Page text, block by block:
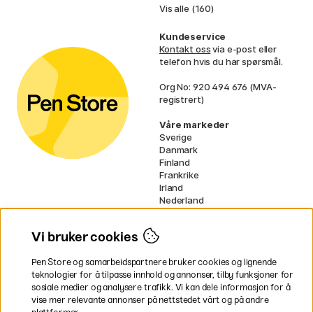
Vis alle (160)
Kundeservice
Kontakt ossvia e-post eller
telefon hvis du har spørsmål.
Org No: 920 494 676 (MVA-
registrert)
Våre markeder
Sverige
Danmark
Finland
Frankrike
Irland
Nederland
Tyskland
* Spesifikkefraktvilkårgjelder for
voluminøse varer.
Vi bruker cookies
Pen Store og samarbeidspartnere bruker cookies og lignende
teknologier for å tilpasse innhold og annonser, tilby funksjoner for
sosiale medier og analysere trafikk. Vi kan dele informasjon for å
vise mer relevante annonser på nettstedet vårt og på andre